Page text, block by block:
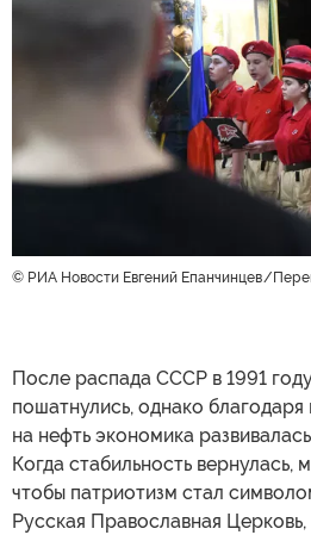
© РИА Новости Евгений Епанчинцев
После распада СССР в 1991
пошатнулись, однако
на нефть экономика
Когда стабильность вернулась,
чтобы патриотизм стал
Русская Православная